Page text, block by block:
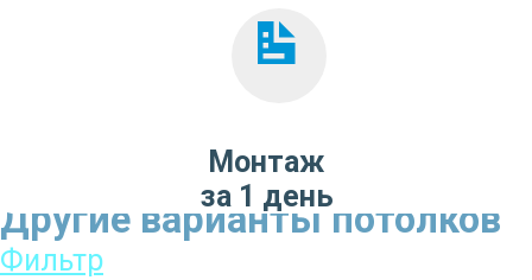
Монтаж
за 1 день
Фильтр
Другие варианты потолков